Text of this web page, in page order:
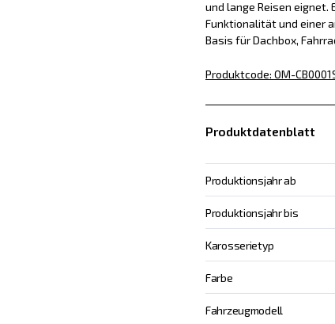
und lange Reisen
Funktionalität und einer
Basis für Dachbox,
Produktcode: OM-
Produktdatenblatt
Produktionsjahr ab
Produktionsjahr bis
Karosserietyp
Farbe
Fahrzeugmodell